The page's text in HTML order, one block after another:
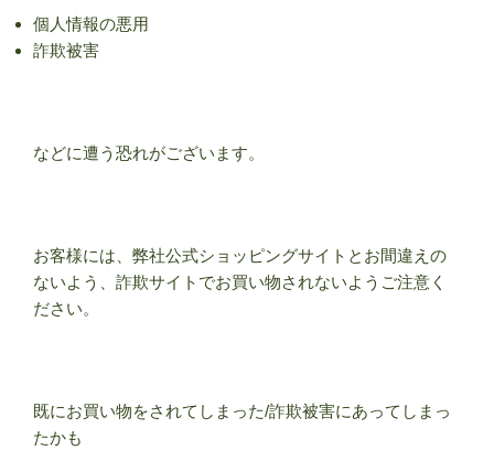
個人情報の悪用
詐欺被害
などに遭う恐れがございます。
お客様には、弊社公式ショッピングサイトとお間違えの
ないよう、詐欺サイトでお買い物されないようご注意く
ださい。
既にお買い物をされてしまった/詐欺被害にあってしまっ
たかも